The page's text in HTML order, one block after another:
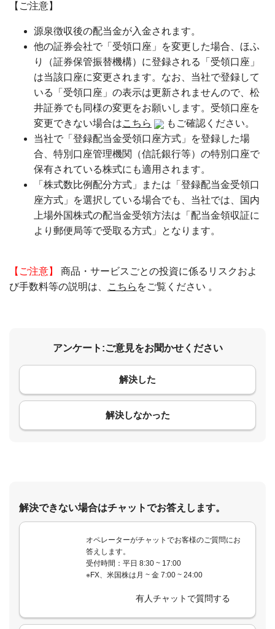
【ご注意】
源泉徴収後の配当金が入金されます。
他の証券会社で「受領口座」を変更した場合、ほふ
り（証券保管振替機構）に登録される「受領口座」
は当該口座に変更されます。なお、当社で登録して
いる「受領口座」の表示は更新されませんので、松
井証券でも同様の変更をお願いします。受領口座を
変更できない場合はこちら
もご確認ください。
当社で「登録配当金受領口座方式」を登録した場
合、特別口座管理機関（信託銀行等）の特別口座で
保有されている株式にも適用されます。
「株式数比例配分方式」または「登録配当金受領口
座方式」を選択している場合でも、当社では、国内
上場外国株式の配当金受領方法は「配当金領収証に
より郵便局等で受取る方式」となります。
【ご注意】
商品・サービスごとの投資に係るリスクおよ
び手数料等の説明は、
こちら をご覧ください 。
アンケート:ご意見をお聞かせください
解決した
解決しなかった
コメント
解決できない場合はチャットでお答えします。
オペレーターがチャットでお客様のご質問にお
答えします。
受付時間：平日 8:30 ~ 17:00
※FX、米国株は月 ~ 金 7:00 ~ 24:00
有人チャットで質問する